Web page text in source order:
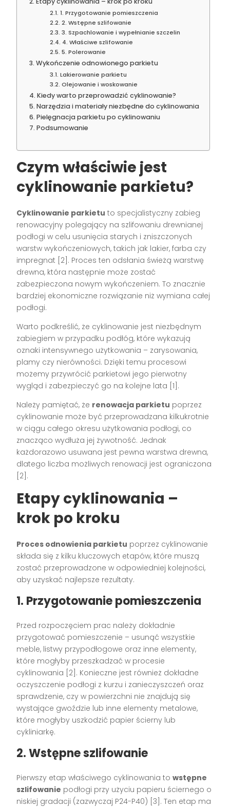
1. Przygotowanie pomieszczenia
2. Wstępne szlifowanie
3. Szpachlowanie i wypełnianie szczelin
4. Właściwe szlifowanie
5. Polerowanie
Wykończenie odnowionego parkietu
Lakierowanie parkietu
Olejowanie i woskowanie
Kiedy warto przeprowadzić cyklinowanie?
Narzędzia i materiały niezbędne do cyklinowania
Pielęgnacja parkietu po cyklinowaniu
Podsumowanie
Czym właściwie jest
cyklinowanie parkietu?
Cyklinowanie parkietu to specjalistyczny zabieg
renowacyjny polegający na szlifowaniu drewnianej
podłogi w celu usunięcia starych i zniszczonych
warstw wykończeniowych, takich jak lakier, farba czy
impregnat [2]. Proces ten odsłania świeżą warstwę
drewna, która następnie może zostać
zabezpieczona nowym wykończeniem. To znacznie
bardziej ekonomiczne rozwiązanie niż wymiana całej
podłogi.
Warto podkreślić, że cyklinowanie jest niezbędnym
zabiegiem w przypadku podłóg, które wykazują
oznaki intensywnego użytkowania – zarysowania,
plamy czy nierówności. Dzięki temu procesowi
możemy przywrócić parkietowi jego pierwotny
wygląd i zabezpieczyć go na kolejne lata [1].
Należy pamiętać, że renowacja parkietu poprzez
cyklinowanie może być przeprowadzana kilkukrotnie
w ciągu całego okresu użytkowania podłogi, co
znacząco wydłuża jej żywotność. Jednak
każdorazowo usuwana jest pewna warstwa drewna,
dlatego liczba możliwych renowacji jest ograniczona
[2].
Etapy cyklinowania –
krok po kroku
Proces odnowienia parkietu poprzez cyklinowanie
składa się z kilku kluczowych etapów, które muszą
zostać przeprowadzone w odpowiedniej kolejności,
aby uzyskać najlepsze rezultaty.
1. Przygotowanie pomieszczenia
Przed rozpoczęciem prac należy dokładnie
przygotować pomieszczenie – usunąć wszystkie
meble, listwy przypodłogowe oraz inne elementy,
które mogłyby przeszkadzać w procesie
cyklinowania [2]. Konieczne jest również dokładne
oczyszczenie podłogi z kurzu i zanieczyszczeń oraz
sprawdzenie, czy w powierzchni nie znajdują się
wystające gwoździe lub inne elementy metalowe,
które mogłyby uszkodzić papier ścierny lub
cykliniarkę.
2. Wstępne szlifowanie
Pierwszy etap właściwego cyklinowania towstępne
szlifowanie podłogi przy użyciu papieru ściernego o
niskiej gradacji (zazwyczaj P24-P40) [3]. Ten etap ma